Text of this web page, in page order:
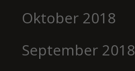
Oktober 2018
September 2018